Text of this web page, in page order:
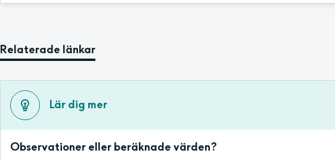
Relaterade länkar
Lär dig mer
Observationer eller beräknade värden?